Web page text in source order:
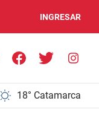
INGRESAR
18° Catamarca